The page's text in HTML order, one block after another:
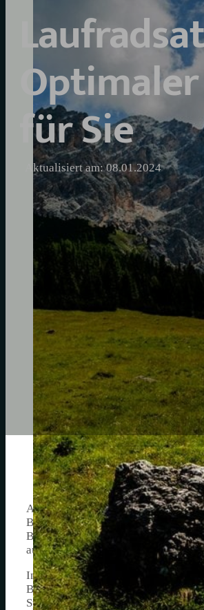
für Sie
Aktualisiert am: 08.01.2024
Als begeisterter Radfahrer weiß
Bedeutung ist. Insbesondere
Bereich der Trekking- und City-
auch das Aussehen des Fahrrads.
In den letzten Jahren habe ich
Bezug auf Komfort als auch auf
Speichenstabilität und unterstützen